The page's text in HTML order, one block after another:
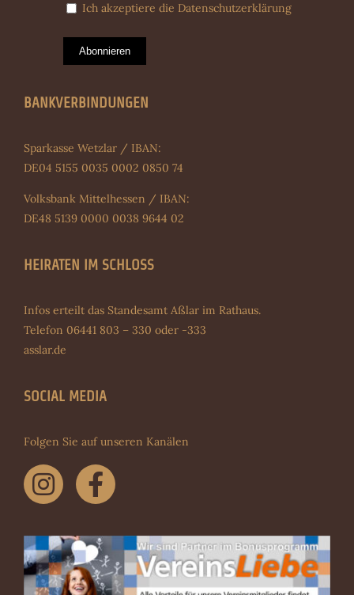
Ich akzeptiere die Datenschutzerklärung
Abonnieren
BANKVERBINDUNGEN
Sparkasse Wetzlar / IBAN:
DE04 5155 0035 0002 0850 74
Volksbank Mittelhessen / IBAN:
DE48 5139 0000 0038 9644 02
HEIRATEN IM SCHLOSS
Infos erteilt das Standesamt Aßlar im Rathaus.
Telefon 06441 803 – 330 oder -333
asslar.de
SOCIAL MEDIA
Folgen Sie auf unseren Kanälen